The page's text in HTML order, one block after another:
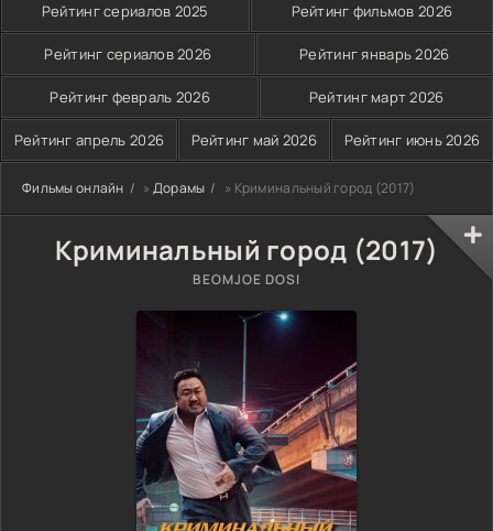
Рейтинг сериалов 2025 Рейтинг фильмов 2026
Рейтинг сериалов 2026 Рейтинг январь 2026
Рейтинг февраль 2026 Рейтинг март 2026
Рейтинг апрель 2026 Рейтинг май 2026 Рейтинг июнь 2026
Фильмы онлайн » Дорамы » Криминальный город (2017)
Криминальный город (2017)
BEOMJOE DOSI